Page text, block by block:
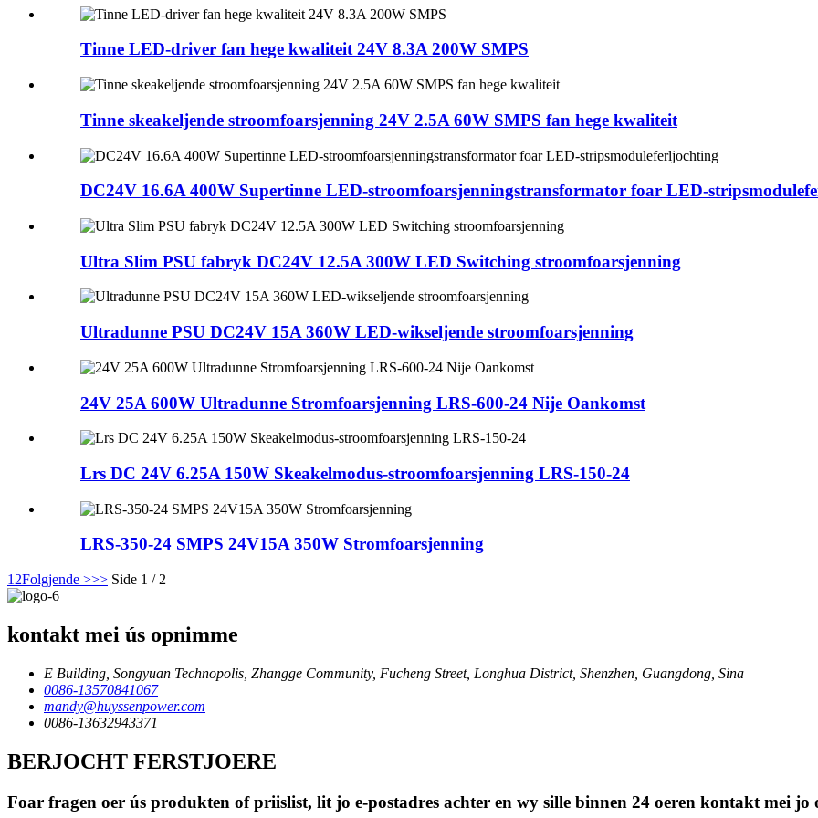
Tinne LED-driver fan hege kwaliteit 24V 8.3A 200W SMPS
Tinne skeakeljende stroomfoarsjenning 24V 2.5A 60W SMPS fan hege kwaliteit
DC24V 16.6A 400W Supertinne LED-stroomfoarsjenningstransformator foar LED-
Ultra Slim PSU fabryk DC24V 12.5A 300W LED Switching stroomfoarsjenning
Ultradunne PSU DC24V 15A 360W LED-wikseljende stroomfoarsjenning
24V 25A 600W Ultradunne Stromfoarsjenning LRS-600-24 Nije Oankomst
Lrs DC 24V 6.25A 150W Skeakelmodus-stroomfoarsjenning LRS-150-24
LRS-350-24 SMPS 24V15A 350W Stromfoarsjenning
1 2Folgjende >>> Side 1 / 2
kontakt mei ús opnimme
E Building, Songyuan Technopolis, Zhangge Community, Fucheng Street, Longhua District, Shenzhen, Guangdong, Sina
0086-13570841067
mandy@huyssenpower.com
0086-13632943371
BERJOCHT FERSTJOERE
Foar fragen oer ús produkten of priislist, lit jo e-postadres achter en wy sille binnen 24 oeren kontakt mei jo